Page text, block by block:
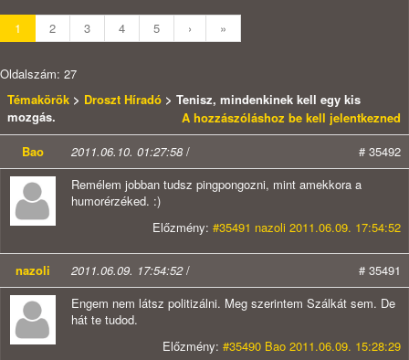
1 2 3 4 5 › »
Oldalszám: 27
Témakörök > Droszt Híradó > Tenisz, mindenkinek kell egy kis
mozgás.
A hozzászóláshoz be kell jelentkezned
Bao
2011.06.10. 01:27:58 /
# 35492
Remélem jobban tudsz pingpongozni, mint amekkora a
humorérzéked. :)
Előzmény: #35491 nazoli 2011.06.09. 17:54:52
nazoli 2011.06.09. 17:54:52/
# 35491
Engem nem látsz politizálni. Meg szerintem Szálkát sem. De
hát te tudod.
Előzmény: #35490 Bao 2011.06.09. 15:28:29